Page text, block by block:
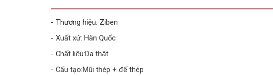
- Thương hiệu: Ziben
- Xuất xứ: Hàn Quốc
- Chất liệu:Da thật
- Cấu tạo:Mũi thép + đế thép